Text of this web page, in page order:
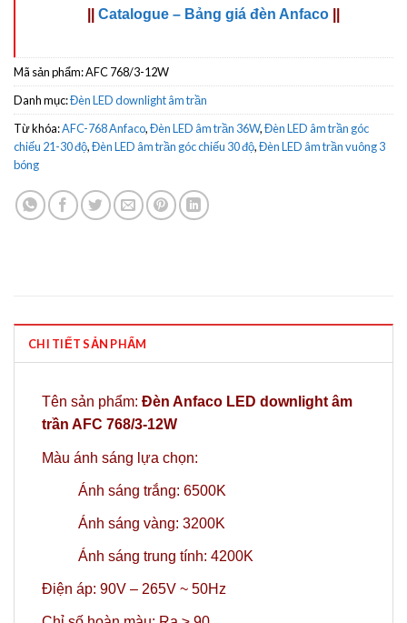
Catalogue – Bảng giá đèn Anfaco
Mã sản phẩm:AFC 768/3-12W
Danh mục:Đèn LED downlight âm trần
Từ khóa:AFC-768 Anfaco,Đèn LED âm trần 36W,Đèn LED âm trần góc
chiếu 21-30 độ,Đèn LED âm trần góc chiếu 30 độ,Đèn LED âm trần vuông 3
bóng
CHI TIẾT SẢN PHẨM
Tên sản phẩm: Đèn Anfaco LED downlight âm
trần AFC 768/3-12W
Màu ánh sáng lựa chọn:
Ánh sáng trắng: 6500K
Ánh sáng vàng: 3200K
Ánh sáng trung tính: 4200K
Điện áp: 90V – 265V ~ 50Hz